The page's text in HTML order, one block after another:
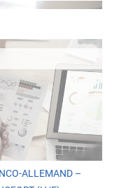
ALLEMAND –